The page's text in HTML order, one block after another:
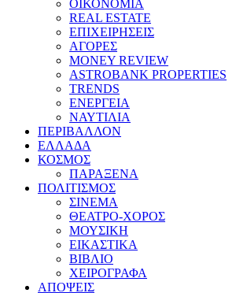
ΟΙΚΟΝΟΜΙΑ
REAL ESTATE
ΕΠΙΧΕΙΡΗΣΕΙΣ
ΑΓΟΡΕΣ
MONEY REVIEW
ASTROBANK PROPERTIES
TRENDS
ΕΝΕΡΓΕΙΑ
ΝΑΥΤΙΛΙΑ
ΠΕΡΙΒΑΛΛΟΝ
ΕΛΛΑΔΑ
ΚΟΣΜΟΣ
ΠΑΡΑΞΕΝΑ
ΠΟΛΙΤΙΣΜΟΣ
ΣΙΝΕΜΑ
ΘΕΑΤΡΟ-ΧΟΡΟΣ
ΜΟΥΣΙΚΗ
ΕΙΚΑΣΤΙΚΑ
ΒΙΒΛΙΟ
ΧΕΙΡΟΓΡΑΦΑ
ΑΠΟΨΕΙΣ